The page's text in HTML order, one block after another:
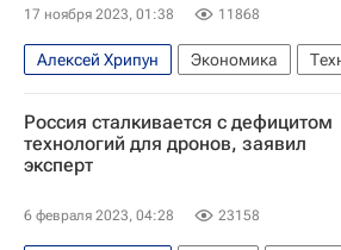
17 ноября 2023, 01:38 11868
Алексей Хрипун Экономика
Россия
Россия сталкивается с дефицитом
технологий для дронов, заявил
эксперт
6 февраля 2023, 04:28 23158